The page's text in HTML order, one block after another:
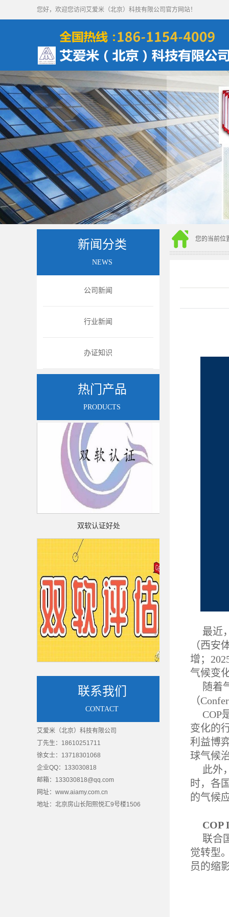
您好，欢迎您访问艾爱米（北京）科技有限公司官方网站！
新闻分类
NEWS
公司新闻
行业新闻
办证知识
热门产品
PRODUCTS
双软认证好处
双软评估 双软
联系我们
CONTACT
艾爱米（北京）科技有限公司
丁先生：18610251711
徐女士：13718301068
企业QQ：133030818
邮箱：133030818@qq.com
网址：www.aiamy.com.cn
地址： 北京房山长阳熙悦汇9号楼1506
您的当前位
最近
（西安
增；
气候变
随着
（
COP
变化的
利益博
球气候
此外
时，各
的气候
COP
联合
觉转型
员的缩